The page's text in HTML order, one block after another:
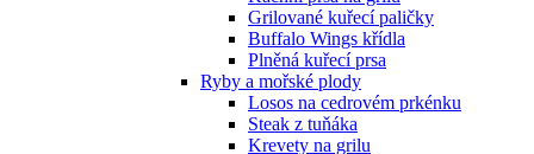
Grilované kuřecí paličky
Buffalo Wings křídla
Plněná kuřecí prsa
Ryby a mořské plody
Losos na cedrovém prkénku
Steak z tuňáka
Krevety na grilu